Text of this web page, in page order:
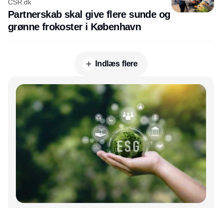
CSR.dk
Partnerskab skal give flere sunde og
grønne frokoster i København
Indlæs flere
Annonce